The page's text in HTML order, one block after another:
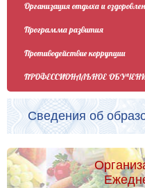
Организация отдыха и
Программа развития
Противодействие коррупции
ПРОФЕССИОНАЛЬНОЕ
Сведения об